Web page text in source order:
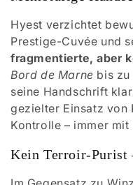
Hyest verzichtet
Prestige-Cuvée und
fragmentierte, aber
Bord de Marne bis zu
seine Handschrift
gezielter Einsatz von
Kontrolle – immer
Kein Terroir-Purist